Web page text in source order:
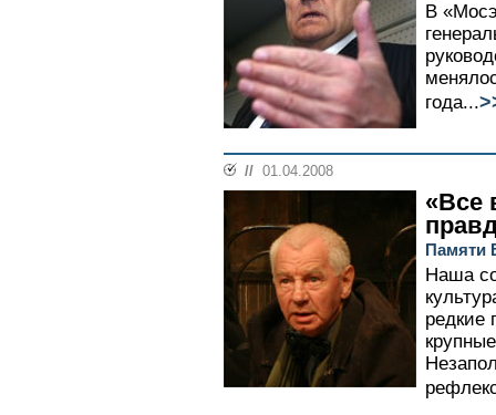
В
года...
// 01.04.2008
«Все
Памяти
Наша
редкие